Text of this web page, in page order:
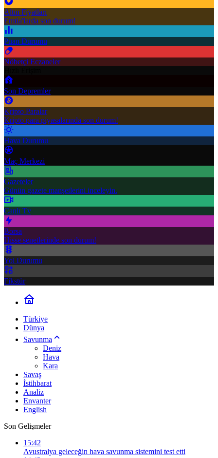
Altın Fiyatları
Emtia'larda son durum!
Puan Durumu
Nöbetçi Eczaneler
Son Depremler
Kripto Paralar
Kripto para piyasalarında son durum!
Hava Durumu
Maç Merkezi
Gazeteler
Günün gazete manşetlerini inceleyin.
Canlı Tv
Borsa
Hisse senetlerinde son durum!
Yol Durumu
Fikstür
Türkiye
Dünya
Savunma
Deniz
Hava
Kara
Savaş
İstihbarat
Analiz
Envanter
English
Son Gelişmeler
15:42
Avustralya geleceğin hava savunma sistemini test etti